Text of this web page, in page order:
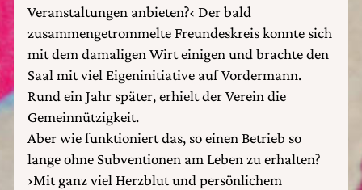
Veranstaltungen anbieten?‹ Der bald
zusammengetrommelte Freundeskreis konnte sich
mit dem damaligen Wirt einigen und brachte den
Saal mit viel Eigeninitiative auf Vordermann.
Rund ein Jahr später, erhielt der Verein die
Gemeinnützigkeit.
Aber wie funktioniert das, so einen Betrieb so
lange ohne Subventionen am Leben zu erhalten?
›Mit ganz viel Herzblut und persönlichem